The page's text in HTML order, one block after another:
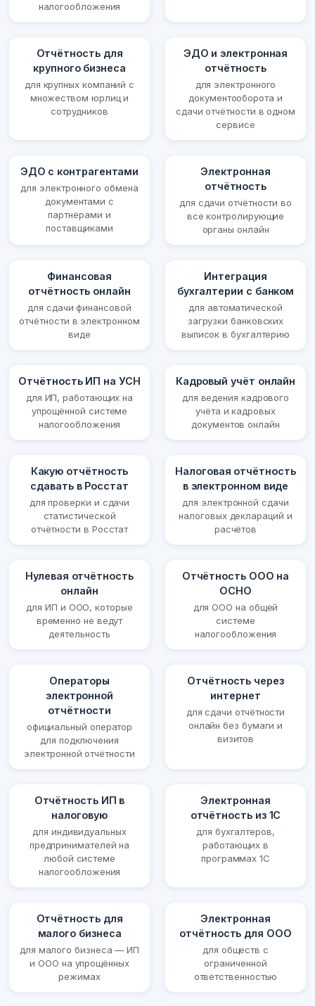
налогообложения
Отчётность для
крупного бизнеса
для крупных компаний с
множеством юрлиц и
сотрудников
ЭДО и электронная
отчётность
для электронного
документооборота и
сдачи отчётности в одном
сервисе
ЭДО с контрагентами
для электронного обмена
документами с
партнёрами и
поставщиками
Электронная
отчётность
для сдачи отчётности во
все контролирующие
органы онлайн
Финансовая
отчётность онлайн
для сдачи финансовой
отчётности в электронном
виде
Интеграция
бухгалтерии с банком
для автоматической
загрузки банковских
выписок в бухгалтерию
Отчётность ИП на УСН
для ИП, работающих на
упрощённой системе
налогообложения
Кадровый учёт онлайн
для ведения кадрового
учёта и кадровых
документов онлайн
Какую отчётность
сдавать в Росстат
для проверки и сдачи
статистической
отчётности в Росстат
Налоговая отчётность
в электронном виде
для электронной сдачи
налоговых деклараций и
расчётов
Нулевая отчётность
онлайн
для ИП и ООО, которые
временно не ведут
деятельность
Отчётность ООО на
ОСНО
для ООО на общей
системе
налогообложения
Операторы
электронной
отчётности
официальный оператор
для подключения
электронной отчётности
Отчётность через
интернет
для сдачи отчётности
онлайн без бумаги и
визитов
Отчётность ИП в
налоговую
для индивидуальных
предпринимателей на
любой системе
налогообложения
Электронная
отчётность из 1С
для бухгалтеров,
работающих в
программах 1С
Отчётность для
малого бизнеса
для малого бизнеса — ИП
и ООО на упрощённых
режимах
Электронная
отчётность для ООО
для обществ с
ограниченной
ответственностью